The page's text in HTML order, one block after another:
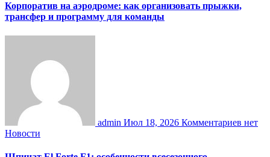
Корпоратив на аэродроме: как организовать прыжки,
трансфер и программу для команды
admin Июл 18, 2026 Комментариев нет
Новости